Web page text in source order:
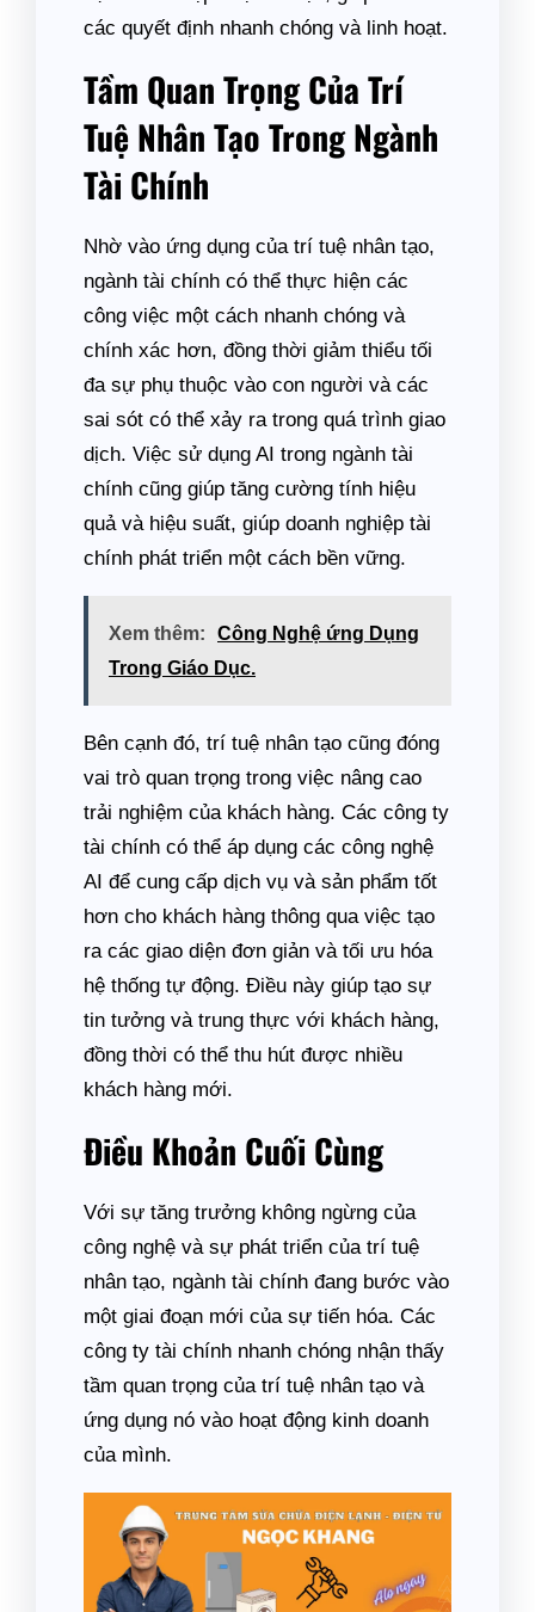
các quyết định nhanh chóng và linh hoạt.
Tầm Quan Trọng Của Trí
Tuệ Nhân Tạo Trong Ngành
Tài Chính
Nhờ vào ứng dụng của trí tuệ nhân tạo,
ngành tài chính có thể thực hiện các
công việc một cách nhanh chóng và
chính xác hơn, đồng thời giảm thiểu tối
đa sự phụ thuộc vào con người và các
sai sót có thể xảy ra trong quá trình giao
dịch. Việc sử dụng AI trong ngành tài
chính cũng giúp tăng cường tính hiệu
quả và hiệu suất, giúp doanh nghiệp tài
chính phát triển một cách bền vững.
Xem thêm:
Công Nghệ ứng Dụng
Trong Giáo Dục.
Bên cạnh đó, trí tuệ nhân tạo cũng đóng
vai trò quan trọng trong việc nâng cao
trải nghiệm của khách hàng. Các công ty
tài chính có thể áp dụng các công nghệ
AI để cung cấp dịch vụ và sản phẩm tốt
hơn cho khách hàng thông qua việc tạo
ra các giao diện đơn giản và tối ưu hóa
hệ thống tự động. Điều này giúp tạo sự
tin tưởng và trung thực với khách hàng,
đồng thời có thể thu hút được nhiều
khách hàng mới.
Điều Khoản Cuối Cùng
Với sự tăng trưởng không ngừng của
công nghệ và sự phát triển của trí tuệ
nhân tạo, ngành tài chính đang bước vào
một giai đoạn mới của sự tiến hóa. Các
công ty tài chính nhanh chóng nhận thấy
tầm quan trọng của trí tuệ nhân tạo và
ứng dụng nó vào hoạt động kinh doanh
của mình.